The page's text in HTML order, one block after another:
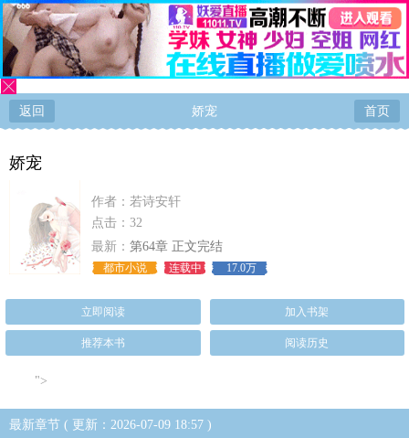
"/>
返回
娇宠 首页
娇宠
作者： 若诗安轩
点击：32
最新： 第64章 正文完结
都市小说 连载中 17.0万
立即阅读 加入书架
推荐本书 阅读历史
">
最新章节 ( 更新：2026-07-09 18:57 )